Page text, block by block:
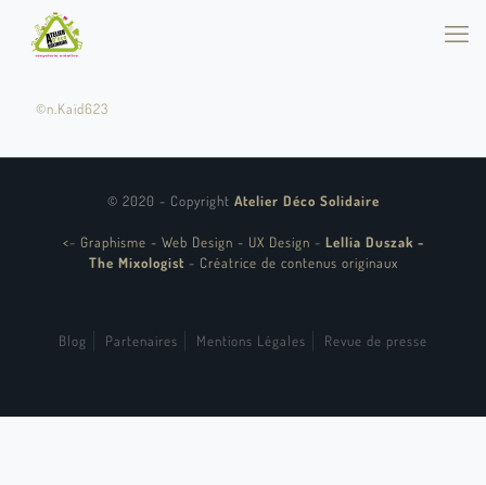
©n.Kaïd623
© 2020 - Copyright Atelier Déco Solidaire
<- Graphisme - Web Design - UX Design - Lellia Duszak -
The Mixologist - Créatrice de contenus originaux
Blog Partenaires Mentions Légales Revue de presse